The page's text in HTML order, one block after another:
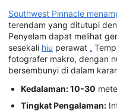
Southwest Pinnacle
terendam yang ditutupi
Penyelam dapat melihat
sesekali hiu perawat .
fotografer makro, dengan
bersembunyi di dalam
Kedalaman: 10-30
Tingkat Pengalaman: